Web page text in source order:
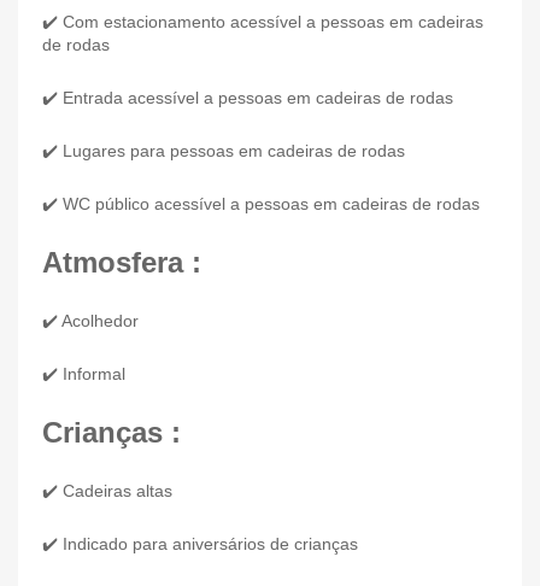
✔️ Com estacionamento acessível a pessoas em cadeiras
de rodas
✔️ Entrada acessível a pessoas em cadeiras de rodas
✔️ Lugares para pessoas em cadeiras de rodas
✔️ WC público acessível a pessoas em cadeiras de rodas
Atmosfera :
✔️ Acolhedor
✔️ Informal
Crianças :
✔️ Cadeiras altas
✔️ Indicado para aniversários de crianças